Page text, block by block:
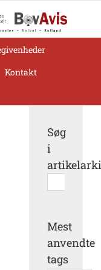
Kontakt
Søg
i
efter:
Mest
anvendte
tags